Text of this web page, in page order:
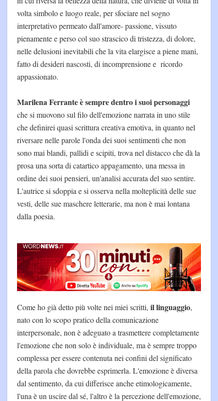
volta simbolo e luogo reale, per sfociare nel sogno
interpretativo permeato dall'amore- passione, vissuto
pienamente e perso col suo strascico di tristezza, di dolore,
nelle delusioni inevitabili che la vita elargisce a piene mani,
fatto di desideri nascosti, di incomprensione e ricordo
appassionato.
Marilena Ferrante è sempre dentro i suoi personaggi
che si muovono sul filo dell'emozione narrata in uno stile
che definirei quasi scrittura creativa emotiva, in quanto nel
riversare nelle parole l'onda dei suoi sentimenti che non
sono mai blandi, pallidi e scipiti, trova nel distacco che dà la
prosa una sorta di catartico appagamento, una messa in
ordine dei suoi pensieri, un'analisi accurata del suo sentire.
L'autrice si sdoppia e si osserva nella molteplicità delle sue
vesti, delle sue maschere letterarie, ma non è mai lontana
dalla poesia.
Come ho già detto più volte nei miei scritti, il linguaggio,
nato con lo scopo pratico della comunicazione
interpersonale, non è adeguato a trasmettere completamente
l'emozione che non solo è individuale, ma è sempre troppo
complessa per essere contenuta nei confini del significato
della parola che dovrebbe esprimerla. L'emozione è diversa
dal sentimento, da cui differisce anche etimologicamente,
l'una è un uscire dal sé, l'altro è la percezione dell'emozione,